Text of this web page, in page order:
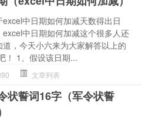
excel中日期如何加减天数得出日
excel中日期如何加减这个很多人还
道，今天小六来为大家解答以上的
！ 1、假设该日期...
文章列表
状誓词16字（军令状誓